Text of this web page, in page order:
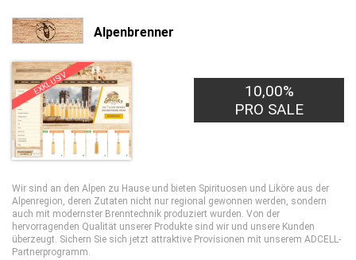
Alpenbrenner
EXKLUSIV
10,00%
PRO SALE
Wir sind an den Alpen zu Hause und bieten Spirituosen und Liköre aus der
Alpenregion, deren Zutaten nicht nur regional gewonnen werden, sondern
auch mit modernster Brenntechnik produziert wurden. Von der
hervorragenden Qualität unserer Produkte sind wir und unsere Kunden
überzeugt. Sichern Sie sich jetzt attraktive Provisionen mit unserem ADCELL-
Partnerprogramm.